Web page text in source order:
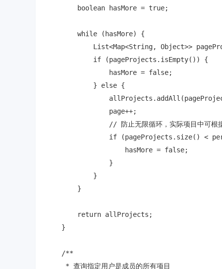
        boolean hasMore = true;
        while (hasMore) {
List<Map<String, Object>>
            if (pageProjects.isEmpty()) {
                hasMore = false;
            } else {
                page++;
// 防止无限循环，实际项目中可根
if (pageProjects.size() <
                    hasMore = false;
                }
            }
        }
        return allProjects;
    }
    /**
     * 查询指定用户是成员的所有项目